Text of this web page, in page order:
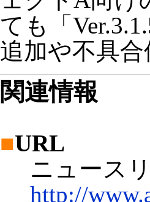
ても「
追加や不具
関連情報
■URL
ニュース
http://